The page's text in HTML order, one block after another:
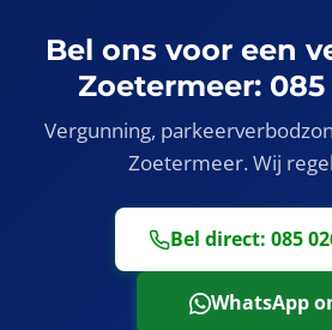
Bel ons voor een
Zoetermeer: 085
Vergunning,
Zoetermeer. Wij
Bel direct: 085
WhatsApp